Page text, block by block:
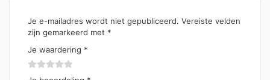
Je e-mailadres wordt niet gepubliceerd. Vereiste velden
zijn gemarkeerd met *
Je waardering *